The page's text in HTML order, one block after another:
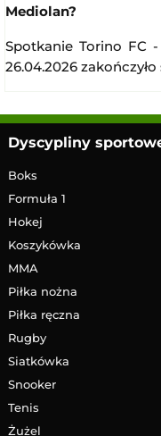
Mediolan?
Spotkanie Torino FC
26.04.2026
Dyscypliny
Boks
Formuła 1
Hokej
Koszykówka
MMA
Piłka nożna
Piłka ręczna
Rugby
Siatkówka
Snooker
Tenis
Żużel